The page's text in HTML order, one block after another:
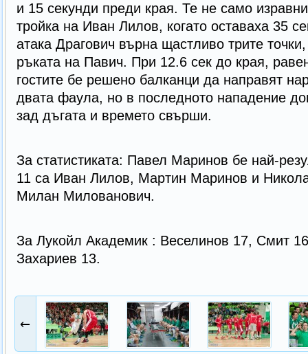
и 15 секунди преди края. Те не само
тройка на Иван Лилов, когато оставаха 35
атака Драгович върна щастливо трите
ръката на Павич. При 12.6 сек до края,
гостите бе решено балканци да направят
двата фаула, но в последното нападение
зад дъгата и времето свърши.
За статистиката: Павел Маринов бе най-
11 са Иван Лилов, Мартин Маринов и
Милан Милованович.
За Лукойл Академик : Веселинов 17, Смит
Захариев 13.
←